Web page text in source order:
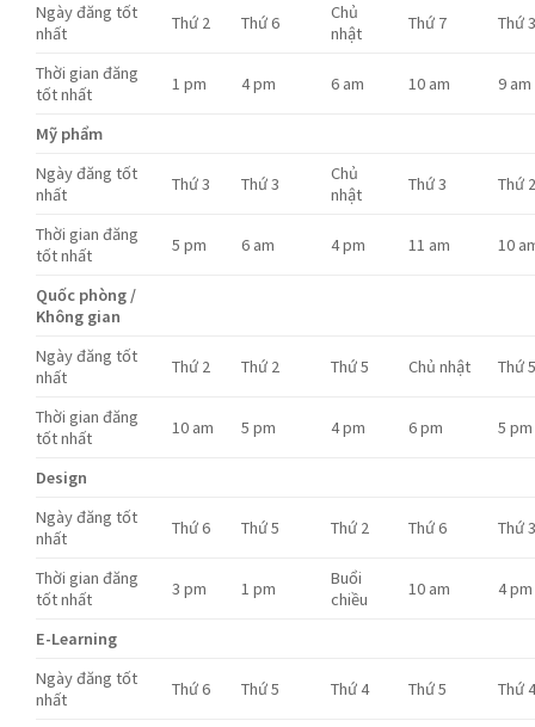
Ngày đăng tốt
nhất
Thứ 2 Thứ 6
Chủ
nhật
Thứ 7 Thứ
Thời gian đăng
tốt nhất
1 pm 4 pm 6 am 10 am 9 am
Mỹ phẩm
Ngày đăng tốt
nhất
Thứ 3 Thứ 3
Chủ
nhật
Thứ 3 Thứ
Thời gian đăng
tốt nhất
5 pm 6 am 4 pm 11 am 10
Quốc phòng /
Không gian
Ngày đăng tốt
nhất
Thứ 2 Thứ 2 Thứ 5 Chủ nhật Thứ
Thời gian đăng
tốt nhất
10 am 5 pm 4 pm 6 pm 5 pm
Design
Ngày đăng tốt
nhất
Thứ 6 Thứ 5 Thứ 2 Thứ 6 Thứ
Thời gian đăng
tốt nhất
3 pm 1 pm
Buổi
chiều
10 am 4 pm
E-Learning
Ngày đăng tốt
nhất
Thứ 6 Thứ 5 Thứ 4 Thứ 5 Thứ